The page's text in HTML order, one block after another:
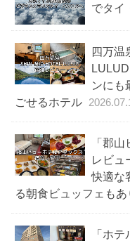
でタイ
四万温
ンにも
ごせるホテル
「郡
レビュ
快適な
る朝食ビュッフェもあ
「ホ